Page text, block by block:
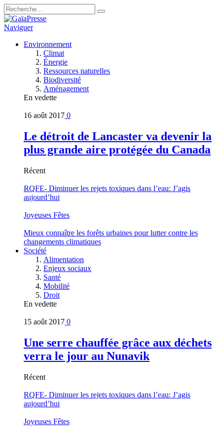
Naviguer
Environnement
Climat
Énergie
Ressources naturelles
Biodiversité
Aménagement
En vedette
16 août 2017 0
Le détroit de Lancaster va devenir la
plus grande aire protégée du Canada
Récent
RQFE- Diminuer les rejets toxiques dans l’eau: J’agis
aujourd’hui
Joyeuses Fêtes
Mieux connaître les forêts urbaines pour lutter contre les
changements climatiques
Société
Alimentation
Enjeux sociaux
Santé
Mobilité
Droit
En vedette
15 août 2017 0
Une serre chauffée grâce aux déchets
verra le jour au Nunavik
Récent
RQFE- Diminuer les rejets toxiques dans l’eau: J’agis
aujourd’hui
Joyeuses Fêtes